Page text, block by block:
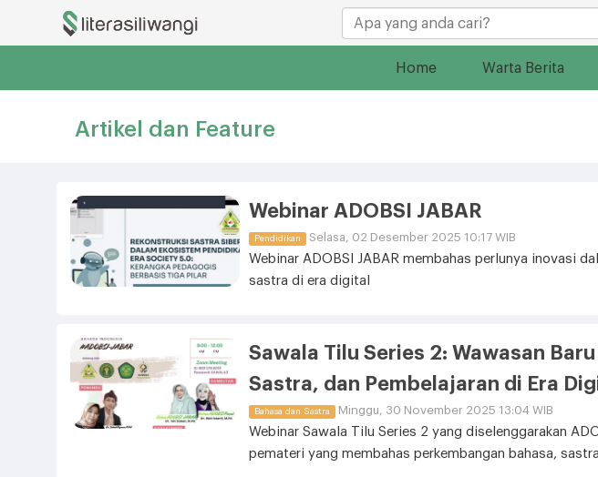
Home Warta Berita
Artikel dan Feature
Webinar ADOBSI JABAR
Pendidikan Selasa, 02 Desember 2025 10:17 WIB
Webinar ADOBSI JABAR membahas perlunya inovasi
sastra di era digital
Sawala Tilu Series 2: Wawasan
Sastra, dan Pembelajaran di Era
Bahasa dan Sastra Minggu, 30 November 2025 13:04 WIB
Webinar Sawala Tilu Series 2 yang diselenggarakan
pemateri yang membahas perkembangan bahasa,